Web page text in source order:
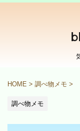
HOME > 調べ物メモ >
調べ物メモ